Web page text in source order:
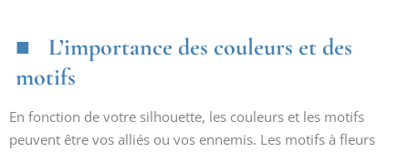
L’importance des couleurs et des
motifs
En fonction de votre silhouette, les couleurs et les motifs
peuvent être vos alliés ou vos ennemis. Les motifs à fleurs